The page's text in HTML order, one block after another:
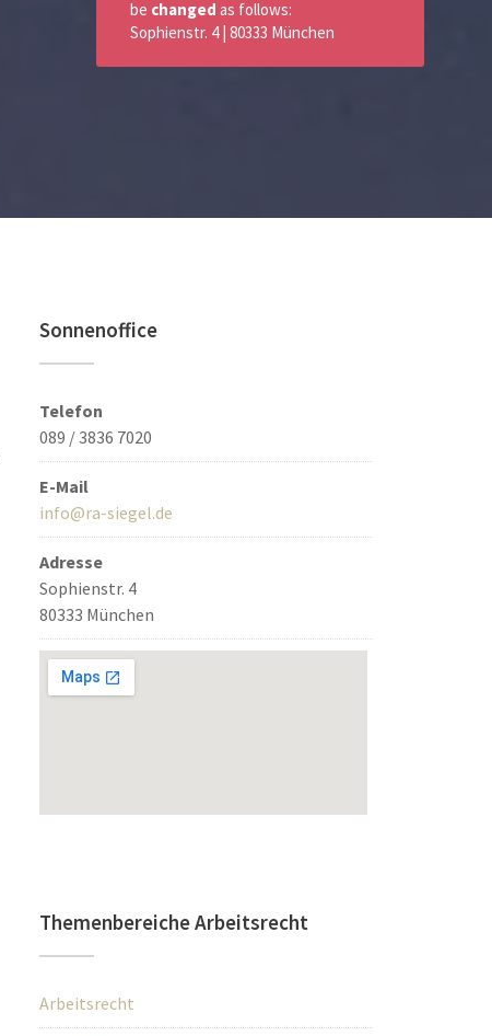
Sonnenoffice
Telefon
089 / 3836 7020
E-Mail
info@ra-siegel.de
Adresse
Sophienstr. 4
80333 München
Themenbereiche Arbeitsrecht
Arbeitsrecht
be changed as follows:
Sophienstr. 4 | 80333 München